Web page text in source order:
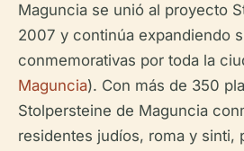
Maguncia se unió al proyecto
2007 y continúa expandiendo
conmemorativas por toda la
Maguncia). Con más de 350
Stolpersteine de Maguncia
residentes judíos, roma y sinti,